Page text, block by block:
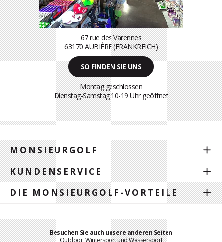
67 rue des Varennes
63170 AUBIÈRE (FRANKREICH)
SO FINDEN SIE UNS
Montag geschlossen
Dienstag-Samstag 10-19 Uhr geöffnet
MONSIEURGOLF
KUNDENSERVICE
DIE MONSIEURGOLF-VORTEILE
Besuchen Sie auch unsere anderen Seiten
Outdoor, Wintersport und Wassersport